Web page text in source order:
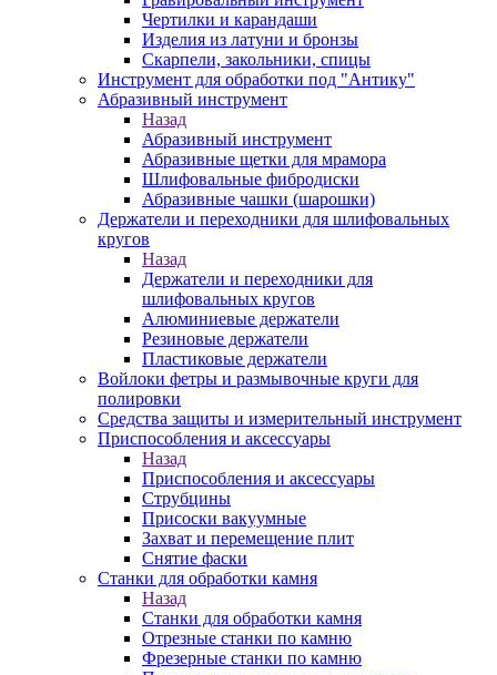
Чертилки и карандаши
Изделия из латуни и бронзы
Скарпели, закольники, спицы
Инструмент для обработки под "Антику"
Абразивный инструмент
Назад
Абразивный инструмент
Абразивные щетки для мрамора
Шлифовальные фибродиски
Абразивные чашки (шарошки)
Держатели и переходники для шлифовальных
кругов
Назад
Держатели и переходники для
шлифовальных кругов
Алюминиевые держатели
Резиновые держатели
Пластиковые держатели
Войлоки фетры и размывочные круги для
полировки
Средства защиты и измерительный инструмент
Приспособления и аксессуары
Назад
Приспособления и аксессуары
Струбцины
Присоски вакуумные
Захват и перемещение плит
Снятие фаски
Станки для обработки камня
Назад
Станки для обработки камня
Отрезные станки по камню
Фрезерные станки по камню